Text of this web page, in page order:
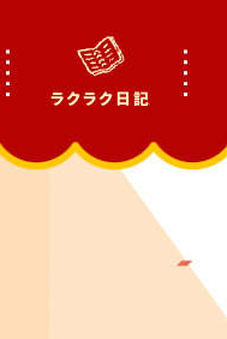
ラクラク日記